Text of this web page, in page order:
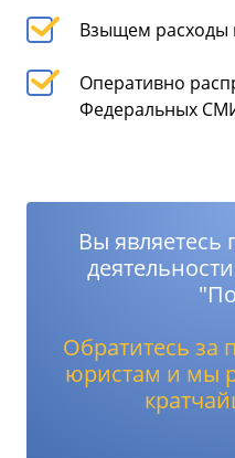
Взыщем расходы
Оперативно
Федеральных
Вы являетесь
Обратитесь
юристам и мы